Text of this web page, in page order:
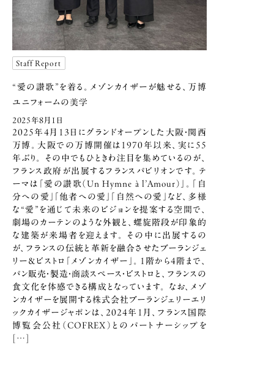
Staff Report
“愛の讃歌”を着る。 メゾンカイザーが魅せる、 万博
ユニフォームの美学
2025年8月1日
2025年4月13日にグランドオープンした大阪・関西
万博。大阪での万博開催は1970年以来、実に55
年ぶり。 その中でもひときわ注目を集めているのが、
フランス政府が出展するフランスパビリオンです。テ
ーマは「愛の讃歌（Un Hymne à l’Amour）」。「自
分への愛」「他者への愛」「自然への愛」など、多様
な“愛”を通じて未来のビジョンを提案する空間で、
劇場のカーテンのような外観と、螺旋階段が印象的
な建築が来場者を迎えます。 その中に出展するの
が、フランスの伝統と革新を融合させたブーランジェ
リー＆ビストロ「メゾンカイザー」。1階から4階まで、
パン販売・製造・商談スペース・ビストロと、フランスの
食文化を体感できる構成となっています。 なお、メゾ
ンカイザーを展開する株式会社ブーランジェリーエリ
ックカイザージャポンは、2024年1月、フランス国際
博覧会公社（COFREX）とのパートナーシップを
[…]